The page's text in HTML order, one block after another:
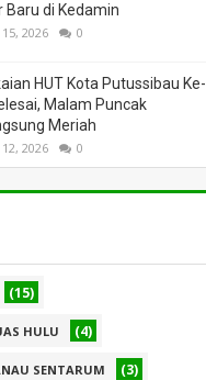
Baru di Kedamin
2026 0
HUT Kota Putussibau Ke-
Malam Puncak
Meriah
2026 0
(15)
HULU (4)
SENTARUM (3)